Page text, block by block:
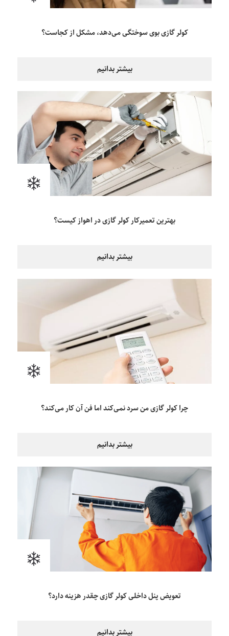
کولر گازی بوی سوختگی می‌دهد، مشکل از کجاست؟
بیشتر بدانیم
بهترین تعمیرکار کولر گازی در اهواز کیست؟
بیشتر بدانیم
چرا کولر گازی من سرد نمی‌کند اما فن آن کار می‌کند؟
بیشتر بدانیم
تعویض پنل داخلی کولر گازی چقدر هزینه دارد؟
بیشتر بدانیم